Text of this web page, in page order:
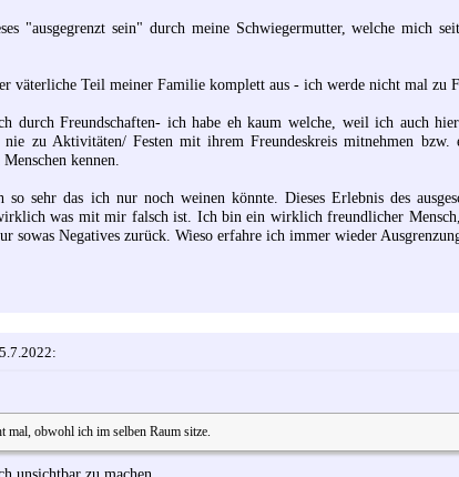
"ausgegrenzt sein" durch meine Schwiegermutter, welche mich
väterliche Teil meiner Familie komplett aus - ich werde nicht mal zu
durch Freundschaften- ich habe eh kaum welche, weil ich auch
nie zu Aktivitäten/ Festen mit ihrem Freundeskreis mitnehmen
kennen.
so sehr das ich nur noch weinen könnte. Dieses Erlebnis des
was mit mir falsch ist. Ich bin ein wirklich freundlicher
sowas Negatives zurück. Wieso erfahre ich immer wieder
mal, obwohl ich im selben Raum sitze.